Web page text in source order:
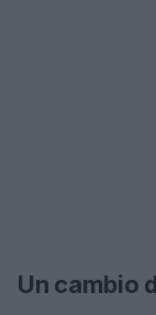
Un cambio